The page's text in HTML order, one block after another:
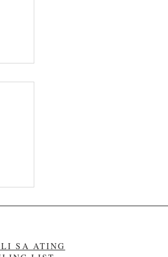
SA ATING